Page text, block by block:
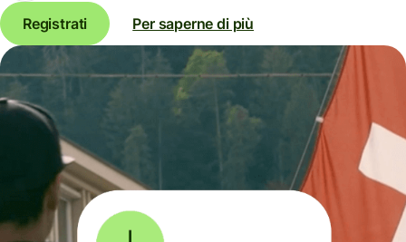
Registrati Per saperne di più